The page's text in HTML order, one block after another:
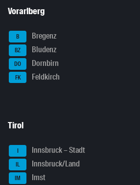
Vorarlberg
B Bregenz
BZ Bludenz
DO Dornbirn
FK Feldkirch
Tirol
I Innsbruck – Stadt
IL Innsbruck/Land
IM Imst